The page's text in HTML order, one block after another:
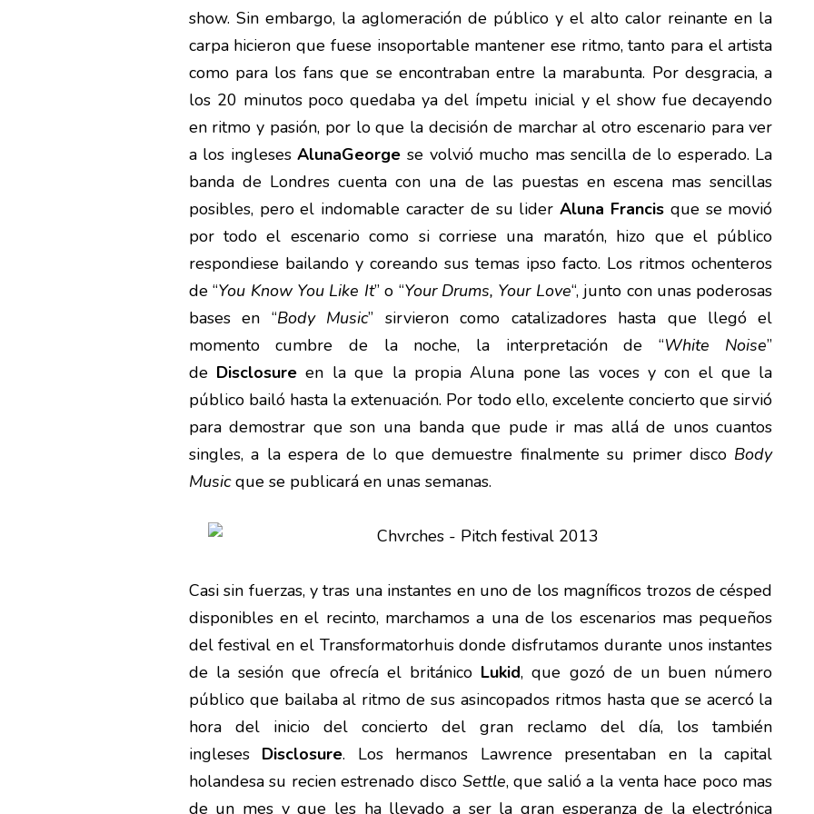
show. Sin embargo, la aglomeración de público y el alto calor reinante en la
carpa hicieron que fuese insoportable mantener ese ritmo, tanto para el artista
como para los fans que se encontraban entre la marabunta. Por desgracia, a
los 20 minutos poco quedaba ya del ímpetu inicial y el show fue decayendo
en ritmo y pasión, por lo que la decisión de marchar al otro escenario para ver
a los inglesesAlunaGeorge se volvió mucho mas sencilla de lo esperado. La
banda de Londres cuenta con una de las puestas en escena mas sencillas
posibles, pero el indomable caracter de su liderAluna Francis que se movió
por todo el escenario como si corriese una maratón, hizo que el público
respondiese bailando y coreando sus temas ipso facto. Los ritmos ochenteros
de “You Know You Like It” o “Your Drums, Your Love“, junto con unas poderosas
bases en “Body Music” sirvieron como catalizadores hasta que llegó el
momento cumbre de la noche, la interpretación de “White Noise”
de Disclosure en la que la propia Aluna pone las voces y con el que la
público bailó hasta la extenuación. Por todo ello, excelente concierto que sirvió
para demostrar que son una banda que pude ir mas allá de unos cuantos
singles, a la espera de lo que demuestre finalmente su primer disco Body
Musicque se publicará en unas semanas.
Casi sin fuerzas, y tras una instantes en uno de los magníficos trozos de césped
disponibles en el recinto, marchamos a una de los escenarios mas pequeños
del festival en el Transformatorhuis donde disfrutamos durante unos instantes
de la sesión que ofrecía el británico Lukid, que gozó de un buen número
público que bailaba al ritmo de sus asincopados ritmos hasta que se acercó la
hora del inicio del concierto del gran reclamo del día, los también
ingleses Disclosure. Los hermanos Lawrence presentaban en la capital
holandesa su recien estrenado disco Settle, que salió a la venta hace poco mas
de un mes y que les ha llevado a ser la gran esperanza de la electrónica